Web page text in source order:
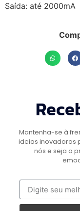
Saída: até 2000mA
Mantenha-se à
ideias inovadoras
nós e seja o